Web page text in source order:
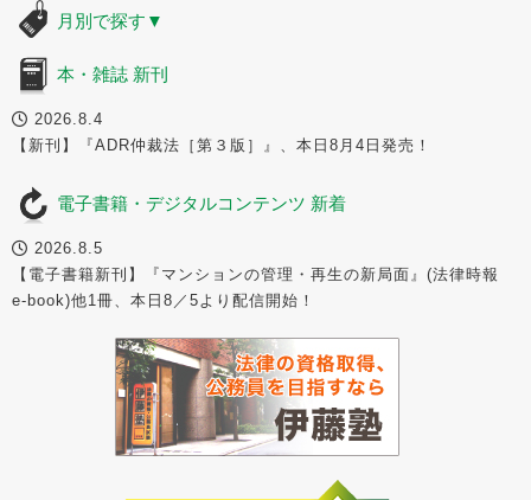
月別で探す ▼
本・雑誌 新刊
2026.8.4
【新刊】『ADR仲裁法［第３版］』、本日8月4日発売！
電子書籍・デジタルコンテンツ 新着
2026.8.5
【電子書籍新刊】『マンションの管理・再生の新局面』(法律時報
e-book)他1冊、本日8／5より配信開始！